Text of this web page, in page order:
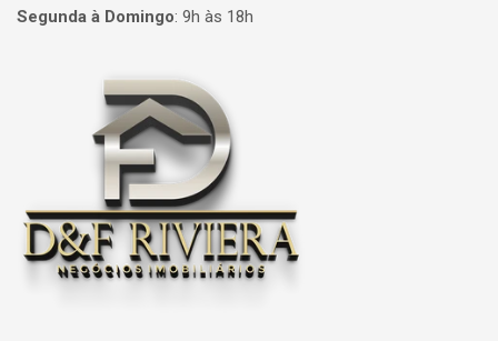
Segunda à Domingo: 9h às 18h
Página inicial